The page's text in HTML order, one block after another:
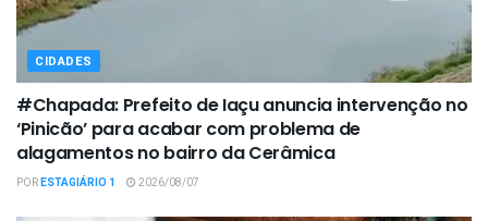
CIDADES
#Chapada: Prefeito de Iaçu anuncia intervenção no
‘Pinicão’ para acabar com problema de
alagamentos no bairro da Cerâmica
PORESTAGIÁRIO 1 2026/08/07